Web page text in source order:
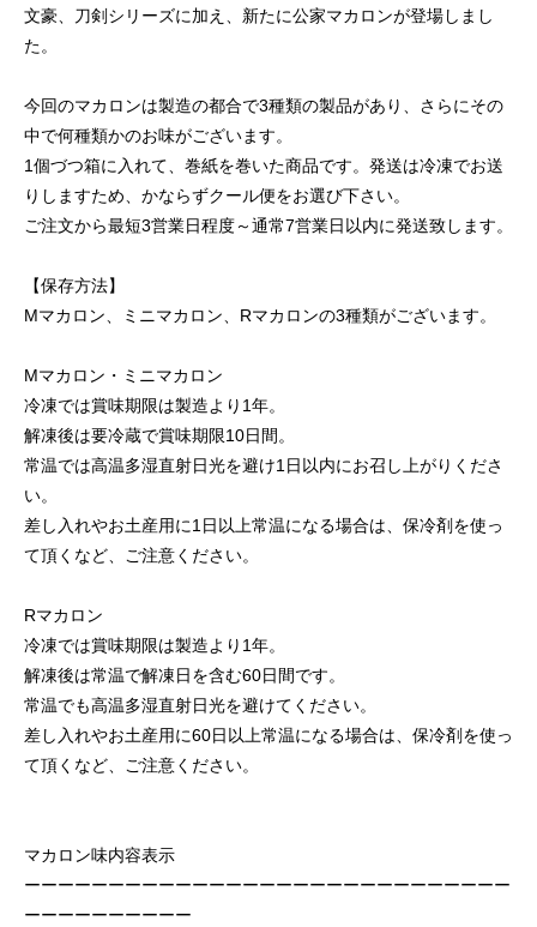
文豪、刀剣シリーズに加え、新たに公家マカロンが登場しまし
た。
今回のマカロンは製造の都合で3種類の製品があり、さらにその
中で何種類かのお味がございます。
1個づつ箱に入れて、巻紙を巻いた商品です。発送は冷凍でお送
りしますため、かならずクール便をお選び下さい。
ご注文から最短3営業日程度～通常7営業日以内に発送致します。
【保存方法】
Mマカロン、ミニマカロン、Rマカロンの3種類がございます。
Mマカロン・ミニマカロン
冷凍では賞味期限は製造より1年。
解凍後は要冷蔵で賞味期限10日間。
常温では高温多湿直射日光を避け1日以内にお召し上がりくださ
い。
差し入れやお土産用に1日以上常温になる場合は、保冷剤を使っ
て頂くなど、ご注意ください。
Rマカロン
冷凍では賞味期限は製造より1年。
解凍後は常温で解凍日を含む60日間です。
常温でも高温多湿直射日光を避けてください。
差し入れやお土産用に60日以上常温になる場合は、保冷剤を使っ
て頂くなど、ご注意ください。
マカロン味内容表示
ーーーーーーーーーーーーーーーーーーーーーーーーーーーーー
ーーーーーーーーーー